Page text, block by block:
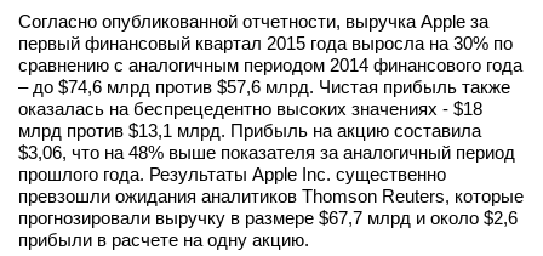
Новости
Интервью
вконтакте
телеграм
Стать автором
Согласно опубликованной отчетности, выручка Apple за
первый финансовый квартал 2015 года выросла на 30% по
сравнению с аналогичным периодом 2014 финансового года
– до $74,6 млрд против $57,6 млрд. Чистая прибыль также
оказалась на беспрецедентно высоких значениях - $18
млрд против $13,1 млрд. Прибыль на акцию составила
$3,06, что на 48% выше показателя за аналогичный период
прошлого года. Результаты Apple Inc. существенно
превзошли ожидания аналитиков Thomson Reuters, которые
прогнозировали выручку в размере $67,7 млрд и около $2,6
прибыли в расчете на одну акцию.